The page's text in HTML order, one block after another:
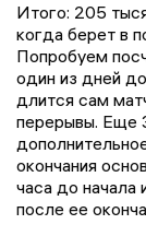
Итого: 205
когда берет в
Попробуем
один из дней
длится сам
перерывы. Еще
окончания
часа до начала
после ее